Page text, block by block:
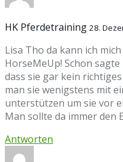
HK Pferdetraining 28.
Lisa Tho da kann ich
HorseMeUp! Schon
dass sie gar kein
man sie wenigstens mit
unterstützen um sie vor
Man sollte da immer den
Antworten